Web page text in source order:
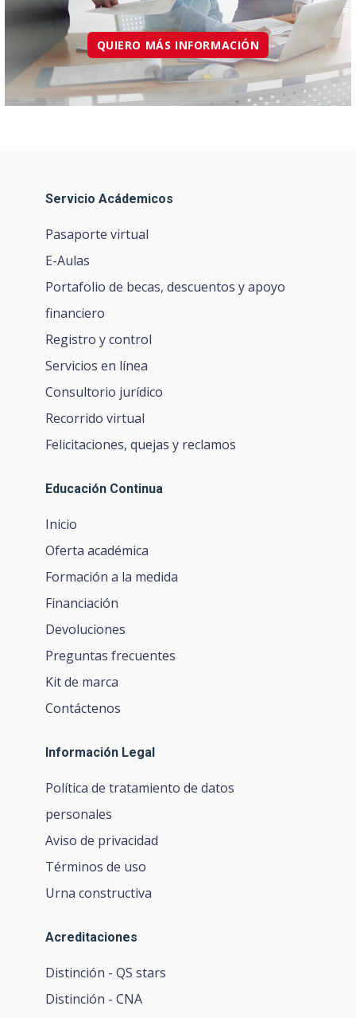
QUIERO MÁS INFORMACIÓN
Servicio Acádemicos
Pasaporte virtual
E-Aulas
Portafolio de becas, descuentos y apoyo
financiero
Registro y control
Servicios en línea
Consultorio jurídico
Recorrido virtual
Felicitaciones, quejas y reclamos
Educación Continua
Inicio
Oferta académica
Formación a la medida
Financiación
Devoluciones
Preguntas frecuentes
Kit de marca
Contáctenos
Información Legal
Política de tratamiento de datos
personales
Aviso de privacidad
Términos de uso
Urna constructiva
Acreditaciones
Distinción - QS stars
Distinción - CNA